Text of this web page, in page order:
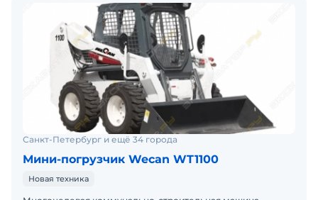
Санкт-Петербург и ещё 34 города
Мини-погрузчик Wecan WT1100
Новая техника